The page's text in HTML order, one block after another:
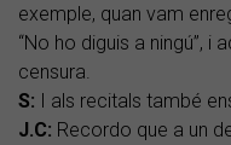
exemple, quan vam
“No ho diguis a ningú”, i
censura.
S: I als recitals també
J.C: Recordo que a un